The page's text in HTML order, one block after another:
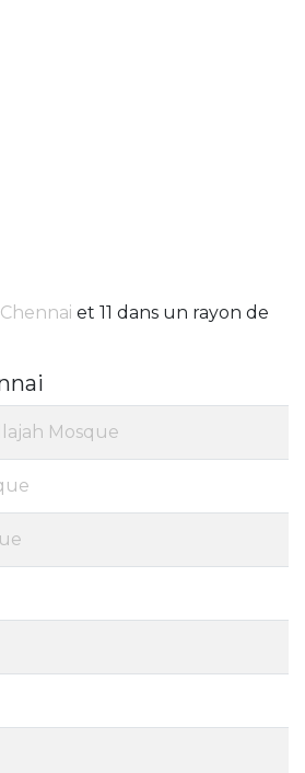
et 11 dans un rayon de
Mosque